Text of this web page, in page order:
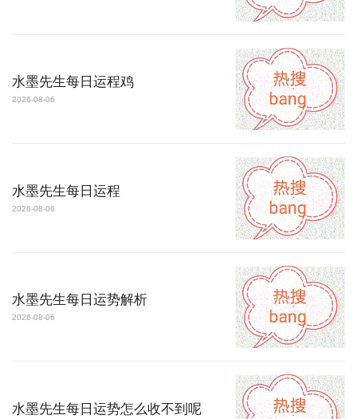
水墨先生每日运程鸡
2026-08-06
水墨先生每日运程
2026-08-06
水墨先生每日运势解析
2026-08-06
水墨先生每日运势怎么收不到呢